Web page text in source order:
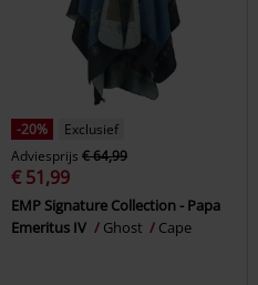
-20%
Exclusief
Adviesprijs € 64,99
€ 51,99
EMP Signature Collection - Papa
Emeritus IV
Ghost Cape